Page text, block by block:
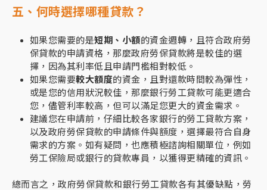
五、何時選擇哪種貸款？
如果您需要的是短期、小額的資金週轉，且符合政府勞
保貸款的申請資格，那麼政府勞保貸款將是較佳的選
擇，因為其利率低且申請門檻相對較低。
如果您需要較大額度的資金，且對還款時間較為彈性，
或是您的信用狀況較佳，那麼銀行勞工貸款可能更適合
您，儘管利率較高，但可以滿足您更大的資金需求。
建議您在申請前，仔細比較各家銀行的勞工貸款方案，
以及政府勞保貸款的申請條件與額度，選擇最符合自身
需求的方案。如有疑問，也應積極諮詢相關單位，例如
勞工保險局或銀行的貸款專員，以獲得更精確的資訊。
總而言之，政府勞保貸款和銀行勞工貸款各有其優缺點，勞